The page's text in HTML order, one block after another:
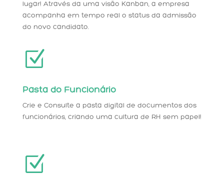
lugar! Através da uma visão Kanban, a empresa
acompanha em tempo real o status da admissão
do novo candidato.
Z
Pasta do Funcionário
Crie e Consulte a pasta digital de documentos dos
funcionários, criando uma cultura de RH sem papel!
Z